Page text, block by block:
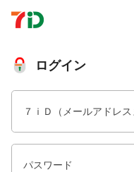
ログイン
７ｉＤ（メールアドレ
パスワード